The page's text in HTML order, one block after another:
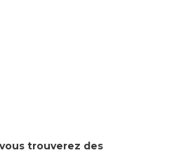
trouverez des